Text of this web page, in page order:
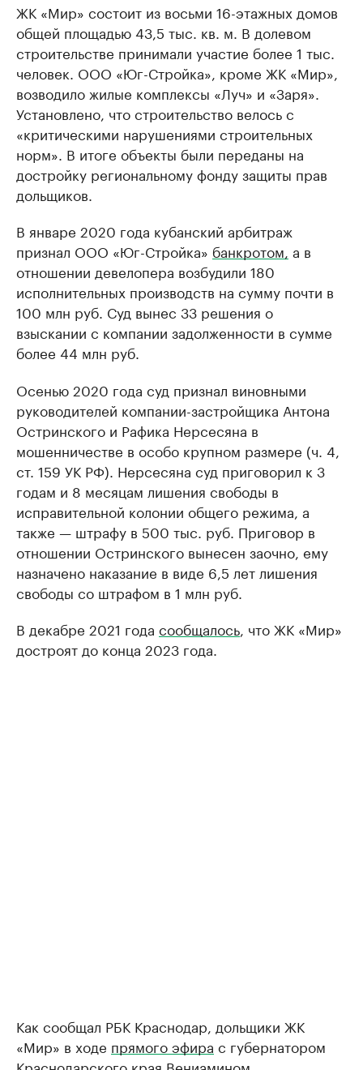
ЖК «Мир» состоит из восьми 16-этажных домов
общей площадью 43,5 тыс. кв. м. В долевом
строительстве принимали участие более 1 тыс.
человек. ООО «Юг-Стройка», кроме ЖК «Мир»,
возводило жилые комплексы «Луч» и «Заря».
Установлено, что строительство велось с
«критическими нарушениями строительных
норм». В итоге объекты были переданы на
достройку региональному фонду защиты прав
дольщиков.
В январе 2020 года кубанский арбитраж
признал ООО «Юг-Стройка» банкротом, а в
отношении девелопера возбудили 180
исполнительных производств на сумму почти в
100 млн руб. Суд вынес 33 решения о
взыскании с компании задолженности в сумме
более 44 млн руб.
Осенью 2020 года суд признал виновными
руководителей компании-застройщика Антона
Остринского и Рафика Нерсесяна в
мошенничестве в особо крупном размере (ч. 4,
ст. 159 УК РФ). Нерсесяна суд приговорил к 3
годам и 8 месяцам лишения свободы в
исправительной колонии общего режима, а
также — штрафу в 500 тыс. руб. Приговор в
отношении Остринского вынесен заочно, ему
назначено наказание в виде 6,5 лет лишения
свободы со штрафом в 1 млн руб.
В декабре 2021 года сообщалось , что ЖК «Мир»
достроят до конца 2023 года.
Как сообщал РБК Краснодар, дольщики ЖК
«Мир» в ходе прямого эфира с губернатором